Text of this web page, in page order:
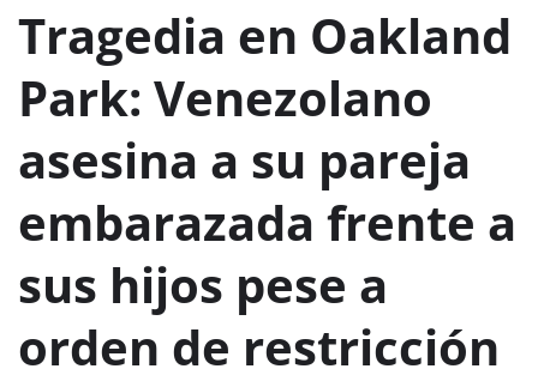
Tragedia en Oakland
Park: Venezolano
asesina a su pareja
embarazada frente a
sus hijos pese a
orden de restricción